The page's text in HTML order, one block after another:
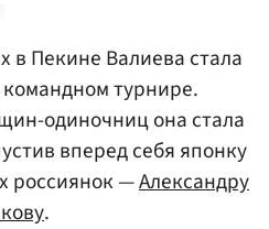
в Пекине Валиева стала
турнире.
одиночниц она стала
вперед себя японку
россиянок —Александру
.